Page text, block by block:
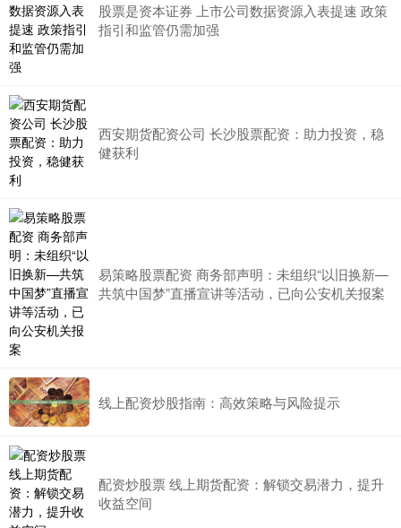
股票是资本证券 上市公司数据资源入表提速 政策
指引和监管仍需加强
西安期货配资公司 长沙股票配资：助力投资，稳
健获利
易策略股票配资 商务部声明：未组织“以旧换新—
共筑中国梦”直播宣讲等活动，已向公安机关报案
线上配资炒股指南：高效策略与风险提示
配资炒股票 线上期货配资：解锁交易潜力，提升
收益空间